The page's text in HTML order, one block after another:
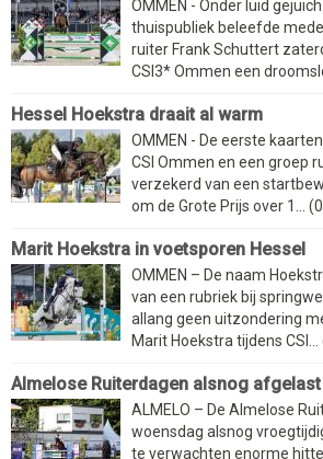
OMMEN - Onder luid
thuispubliek beleefde
ruiter Frank Schuttert
CSI3* Ommen een
Hessel Hoekstra draait al warm
OMMEN - De eerste
CSI Ommen en een groep
verzekerd van een
om de Grote Prijs over 1...
Marit Hoekstra in voetsporen Hessel
OMMEN – De naam
van een rubriek bij
allang geen uitzondering
Marit Hoekstra tijdens
Almelose Ruiterdagen alsnog afgelast
ALMELO – De Almelose
woensdag alsnog
te verwachten enorme